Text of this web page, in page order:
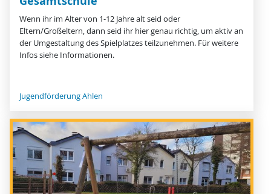
Wenn ihr im Alter von 1-12 Jahre alt seid oder
Eltern/Großeltern, dann seid ihr hier genau richtig, um aktiv an
der Umgestaltung des Spielplatzes teilzunehmen. Für weitere
Infos siehe Informationen.
Jugendförderung Ahlen